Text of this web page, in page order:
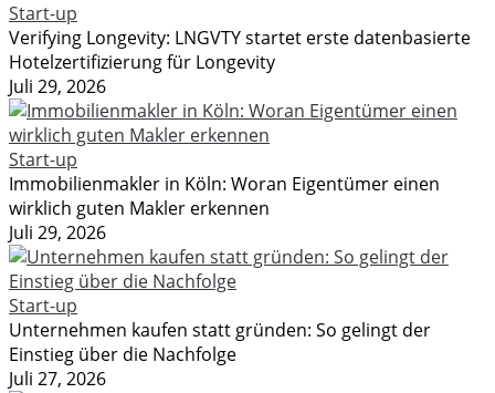
Start-up
Verifying Longevity: LNGVTY startet erste datenbasierte
Hotelzertifizierung für Longevity
Juli 29, 2026
Start-up
Immobilienmakler in Köln: Woran Eigentümer einen
wirklich guten Makler erkennen
Juli 29, 2026
Start-up
Unternehmen kaufen statt gründen: So gelingt der
Einstieg über die Nachfolge
Juli 27, 2026